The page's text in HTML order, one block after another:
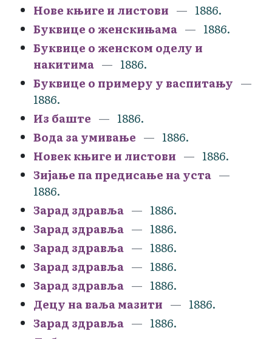
Нове књиге и листови
1886.
Буквице о женскињама
1886.
Буквице о женском оделу и
накитима
1886.
Буквице о примеру у васпитању
1886.
Из баште
1886.
Вода за умивање
1886.
Новек књиге и листови
1886.
Зијање па предисање на уста
1886.
Зарад здравља
1886.
Зарад здравља
1886.
Зарад здравља
1886.
Зарад здравља
1886.
Зарад здравља
1886.
Децу на ваља мазити
1886.
Зарад здравља
1886.